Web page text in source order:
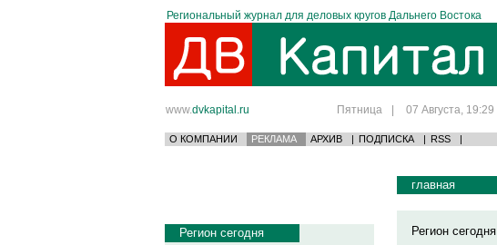
Региональный журнал для деловых кругов Дальнего Востока
www.dvkapital.ru Пятница | 07 Августа, 19:29
О КОМПАНИИ РЕКЛАМА АРХИВ | ПОДПИСКА | RSS |
Регион сегодня
главная
Регион сегодня